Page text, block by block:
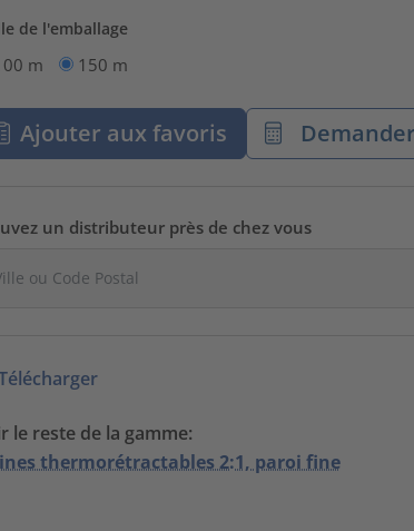
de l'emballage
m 150 m
Ajouter aux favoris
un distributeur près de chez vous
le reste de la gamme:
thermorétractables 2:1, paroi fine